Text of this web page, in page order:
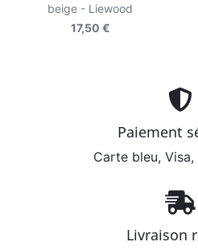
beige - Liewood
17,50 €
Paiement
Carte bleu,
Livraison